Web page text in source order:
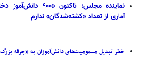
نماینده مجلس:
آماری از تعداد «کشته‌شدگان» ندارم
خطر تبدیل مسمومیت‌های دانش‌آموزان به «جرقه